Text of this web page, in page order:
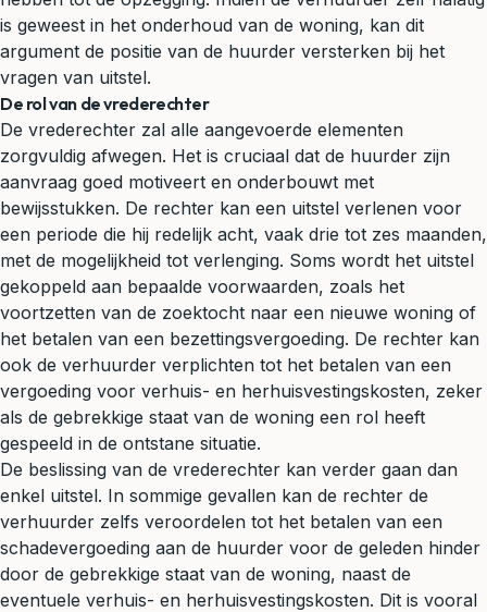
is geweest in het onderhoud van de woning, kan dit
argument de positie van de huurder versterken bij het
vragen van uitstel.
De rol van de vrederechter
De vrederechter zal alle aangevoerde elementen
zorgvuldig afwegen. Het is cruciaal dat de huurder zijn
aanvraag goed motiveert en onderbouwt met
bewijsstukken. De rechter kan een uitstel verlenen voor
een periode die hij redelijk acht, vaak drie tot zes maanden,
met de mogelijkheid tot verlenging. Soms wordt het uitstel
gekoppeld aan bepaalde voorwaarden, zoals het
voortzetten van de zoektocht naar een nieuwe woning of
het betalen van een bezettingsvergoeding. De rechter kan
ook de verhuurder verplichten tot het betalen van een
vergoeding voor verhuis- en herhuisvestingskosten, zeker
als de gebrekkige staat van de woning een rol heeft
gespeeld in de ontstane situatie.
De beslissing van de vrederechter kan verder gaan dan
enkel uitstel. In sommige gevallen kan de rechter de
verhuurder zelfs veroordelen tot het betalen van een
schadevergoeding aan de huurder voor de geleden hinder
door de gebrekkige staat van de woning, naast de
eventuele verhuis- en herhuisvestingskosten. Dit is vooral